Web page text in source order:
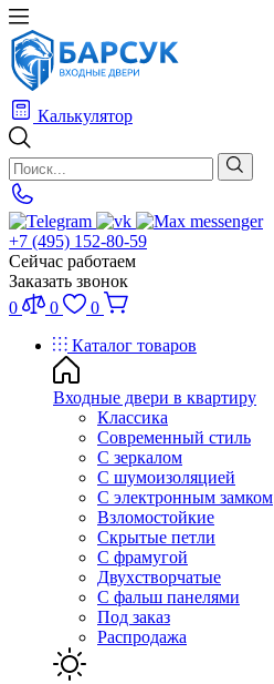
Калькулятор
+7 (495) 152-80-59
Сейчас работаем
Заказать звонок
0
0
0
Каталог товаров
Входные двери в квартиру
Классика
Современный стиль
С зеркалом
С шумоизоляцией
С электронным замком
Взломостойкие
Скрытые петли
С фрамугой
Двухстворчатые
С фальш панелями
Под заказ
Распродажа